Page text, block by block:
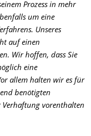
Prozess in mehr
um eine
Unseres
auf einen
Wir hoffen, dass Sie
eine
allem halten wir es für
benötigten
Verhaftung vorenthalten